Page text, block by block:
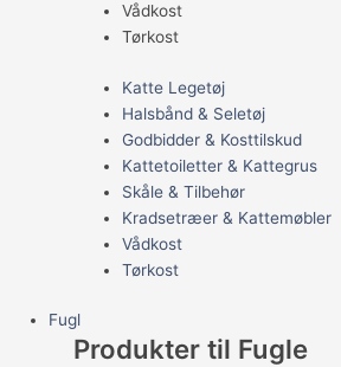
Vådkost
Tørkost
Katte Legetøj
Halsbånd & Seletøj
Godbidder & Kosttilskud
Kattetoiletter & Kattegrus
Skåle & Tilbehør
Kradsetræer & Kattemøbler
Vådkost
Tørkost
Fugl
Produkter til Fugle